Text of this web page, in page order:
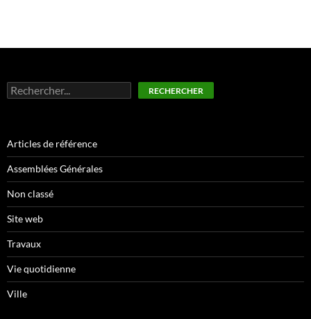
Rechercher RECHERCHER
Articles de référence
Assemblées Générales
Non classé
Site web
Travaux
Vie quotidienne
Ville